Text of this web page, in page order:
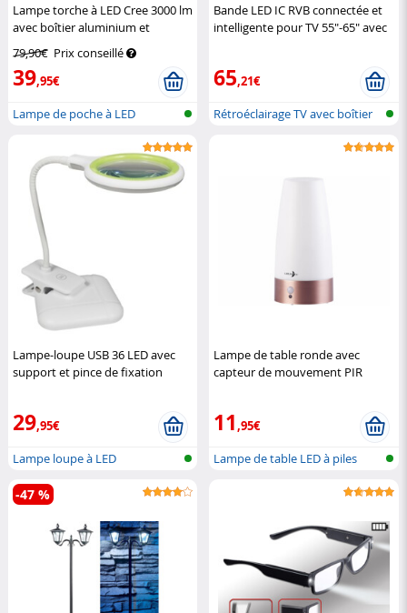
Lampe torche à LED Cree 3000 lm
avec boîtier aluminium et
KryoLights
79,90€ Prix conseillé
39,95€
Lampe de poche à LED
Bande LED IC RVB connectée et
intelligente pour TV 55"-65" avec
65,21€
Rétroéclairage TV avec boîtier
Lampe-loupe USB 36 LED avec
support et pince de fixation
29,95€
Lampe loupe à LED
Lampe de table ronde avec
capteur de mouvement PIR
11,95€
Lampe de table LED à piles
-47 %